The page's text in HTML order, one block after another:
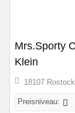
Mrs.Sporty
Klein
18107
Preisniveau: